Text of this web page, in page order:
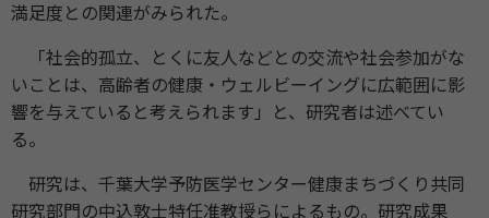
満足度との関連がみられた。
「社会的孤立、とくに友人などとの交流や社会参加がな
いことは、高齢者の健康・ウェルビーイングに広範囲に影
響を与えていると考えられます」と、研究者は述べてい
る。
研究は、千葉大学予防医学センター健康まちづくり共同
研究部門の中込敦士特任准教授らによるもの。研究成果